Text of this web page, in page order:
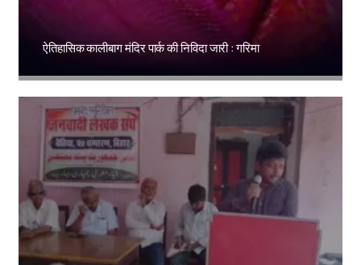
ऐतिहासिक कालीबाग मंदिर पार्क की निविदा जारी : गरिमा